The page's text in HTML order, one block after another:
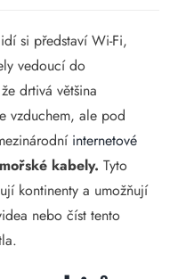
Kontakt
si představí Wi-Fi,
vedoucí do
drtivá většina
vzduchem, ale pod
internetové
kabely. Tyto
kontinenty a umožňují
nebo číst tento